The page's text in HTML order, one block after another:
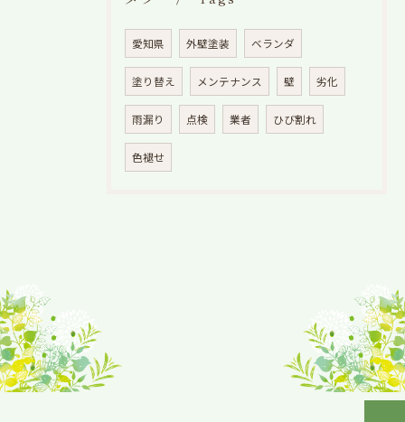
愛知県 外壁塗装 ベランダ
塗り替え メンテナンス 壁 劣化
雨漏り 点検 業者 ひび割れ
色褪せ